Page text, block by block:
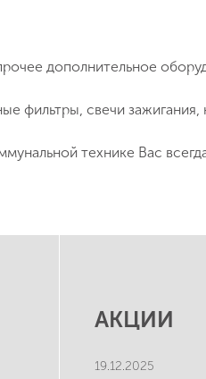
дополнительное
фильтры, свечи
технике Вас
АКЦИИ
19.12.2025